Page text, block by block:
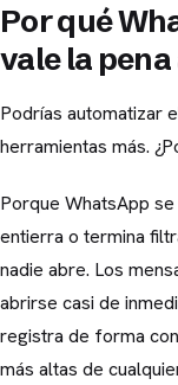
Por qué
vale la
Podrías automatizar
herramientas más.
Porque WhatsApp
entierra o termina
nadie abre. Los
abrirse casi de
registra de forma
más altas de